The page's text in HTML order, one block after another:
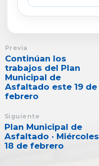
Previa
Continúan los
trabajos del Plan
Municipal de
Asfaltado este 19 de
febrero
Siguiente
Plan Municipal de
Asfaltado · Miércoles
18 de febrero